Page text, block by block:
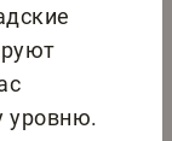
уровню.